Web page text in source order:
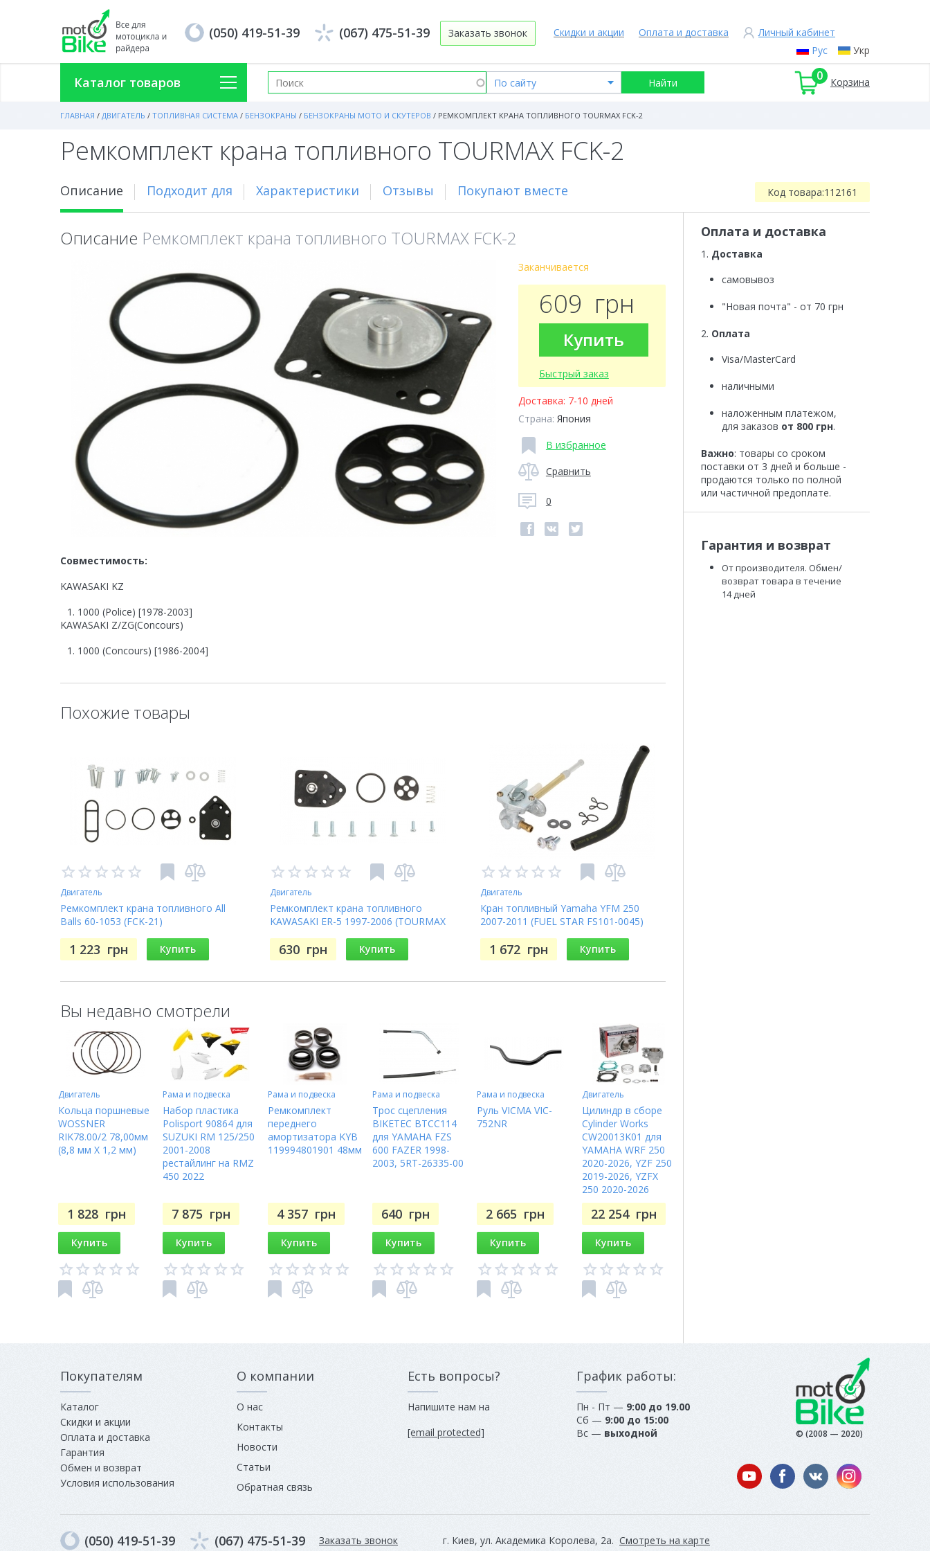
Рус Укр
Скидки и акции Оплата и доставка Личный кабинет
(050) 419-51-39 (067) 475-51-39 Заказать звонок
Каталог товаров 0 Корзина
ГЛАВНАЯ / ДВИГАТЕЛЬ / ТОПЛИВНАЯ СИСТЕМА / БЕНЗОКРАНЫ / БЕНЗОКРАНЫ МОТО И СКУТЕРОВ / РЕМКОМПЛЕКТ КРАНА ТОПЛИВНОГО TOURMAX FCK-2
Ремкомплект крана топливного TOURMAX FCK-2
Описание Подходит для Характеристики Отзывы Покупают вместе Код товара:112161
Описание Ремкомплект крана топливного TOURMAX FCK-2
Заканчивается
609 грн
Купить
Быстрый заказ
Доставка: 7-10 дней
Страна: Япония
В избранное
Сравнить
0
Совместимость:
KAWASAKI KZ
1000 (Police) [1978-2003]
KAWASAKI Z/ZG(Concours)
1000 (Concours) [1986-2004]
Похожие товары
Двигатель
Ремкомплект крана топливного All
Balls 60-1053 (FCK-21)
1 223 грн Купить
Двигатель
Ремкомплект крана топливного
KAWASAKI ER-5 1997-2006 (TOURMAX
630 грн Купить
Двигатель
Кран топливный Yamaha YFM 250
2007-2011 (FUEL STAR FS101-0045)
1 672 грн Купить
Вы недавно смотрели
Двигатель
Кольца поршневые
WOSSNER
RIK78.00/2 78,00мм
(8,8 мм X 1,2 мм)
1 828 грн
Купить
Рама и подвеска
Набор пластика
Polisport 90864 для
SUZUKI RM 125/250
2001-2008
рестайлинг на RMZ
450 2022
7 875 грн
Купить
Рама и подвеска
Ремкомплект
переднего
амортизатора KYB
119994801901 48мм
4 357 грн
Купить
Рама и подвеска
Трос сцепления
BIKETEC BTCC114
для YAMAHA FZS
600 FAZER 1998-
2003, 5RT-26335-00
640 грн
Купить
Рама и подвеска
Руль VICMA VIC-
752NR
2 665 грн
Купить
Двигатель
Цилиндр в сборе
Cylinder Works
CW20013K01 для
YAMAHA WRF 250
2020-2026, YZF 250
2019-2026, YZFX
250 2020-2026
22 254 грн
Купить
Оплата и доставка
1. Доставка
самовывоз
"Новая почта" - от 70 грн
2. Оплата
Visa/MasterCard
наличными
наложенным платежом,
для заказов от 800 грн.
Важно: товары со сроком
поставки от 3 дней и больше -
продаются только по полной
или частичной предоплате.
Гарантия и возврат
От производителя. Обмен/
возврат товара в течение
14 дней
Покупателям
Каталог
Скидки и акции
Оплата и доставка
Гарантия
Обмен и возврат
Условия использования
О компании
О нас
Контакты
Новости
Статьи
Обратная связь
Есть вопросы?
Напишите нам на
[email protected]
График работы:
Пн - Пт — 9:00 до 19.00
Сб — 9:00 до 15:00
Вс — выходной © (2008 — 2020)
(050) 419-51-39 (067) 475-51-39 Заказать звонок г. Киев, ул. Академика Королева, 2а. Смотреть на карте